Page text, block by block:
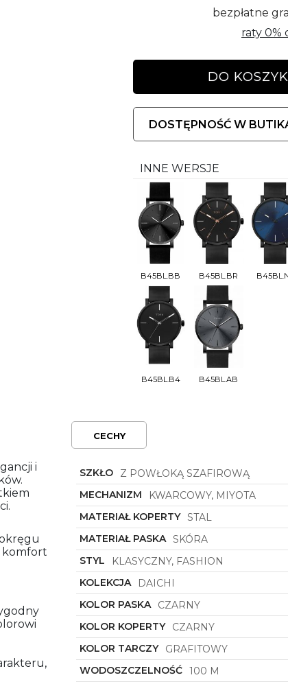
bezpłatne
raty 0%
DO
DOSTĘPNOŚĆ W
INNE WERSJE
B45BL.BB B45BL.BR
B45BL.B4 B45BL.AB
i
komfort
CECHY
SZKŁO
Z POWŁOKĄ SZAFIROWĄ
MECHANIZM
KWARCOWY, MIYOTA
MATERIAŁ KOPERTY STAL
MATERIAŁ PASKA SKÓRA
STYL
KLASYCZNY, FASHION
KOLEKCJA
DAICHI
KOLOR PASKA
CZARNY
KOLOR KOPERTY
CZARNY
KOLOR TARCZY
GRAFITOWY
WODOSZCZELNOŚĆ 100 M